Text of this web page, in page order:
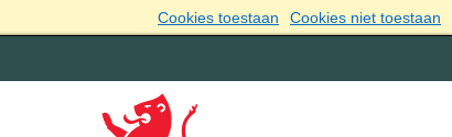
Cookies toestaan Cookies niet toestaan